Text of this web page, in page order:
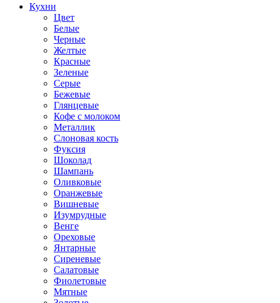
Кухни
Цвет
Белые
Черные
Желтые
Красные
Зеленые
Серые
Бежевые
Глянцевые
Кофе с молоком
Металлик
Слоновая кость
Фуксия
Шоколад
Шампань
Оливковые
Оранжевые
Вишневые
Изумрудные
Венге
Ореховые
Янтарные
Сиреневые
Салатовые
Фиолетовые
Мятные